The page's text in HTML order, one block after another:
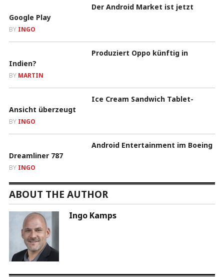
Der Android Market ist jetzt
Google Play
BY INGO
Produziert Oppo künftig in
Indien?
BY MARTIN
Ice Cream Sandwich Tablet-
Ansicht überzeugt
BY INGO
Android Entertainment im Boeing
Dreamliner 787
BY INGO
ABOUT THE AUTHOR
Ingo Kamps